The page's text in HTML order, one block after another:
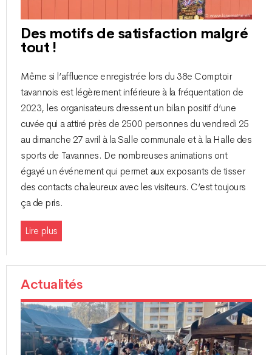
Des motifs de satisfaction malgré
tout !
Même si l’affluence enregistrée lors du 38e Comptoir
tavannois est légèrement inférieure à la fréquentation de
2023, les organisateurs dressent un bilan positif d’une
cuvée qui a attiré près de 2500 personnes du vendredi 25
au dimanche 27 avril à la Salle communale et à la Halle des
sports de Tavannes. De nombreuses animations ont
égayé un événement qui permet aux exposants de tisser
des contacts chaleureux avec les visiteurs. C’est toujours
ça de pris.
Lire plus
Actualités